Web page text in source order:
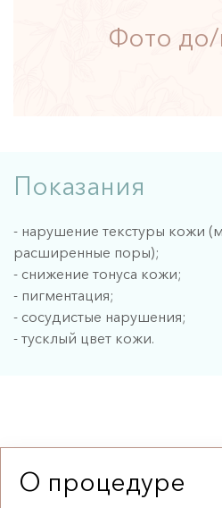
Фото до/
Показания
- нарушение текстуры кожи
расширенные поры);
- снижение тонуса кожи;
- пигментация;
- сосудистые нарушения;
- тусклый цвет кожи.
О процедуре